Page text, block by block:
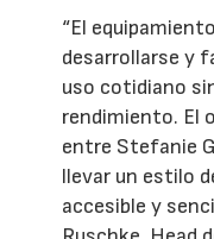
“El
desarrollarse y
uso cotidiano
rendimiento. El
entre Stefanie
llevar un estilo
accesible y